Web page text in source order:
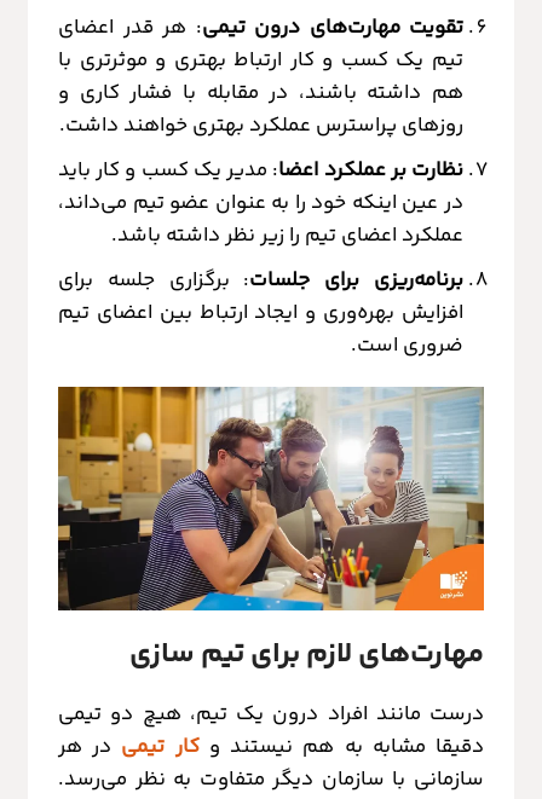
تقویت مهارت‌های درون تیمی: هر قدر اعضای
تیم یک کسب و کار ارتباط بهتری و موثرتری با
هم داشته باشند، در مقابله با فشار کاری و
روزهای پراسترس عملکرد بهتری خواهند داشت.
نظارت بر عملکرد اعضا: مدیر یک کسب و کار باید
در عین اینکه خود را به عنوان عضو تیم می‌داند،
عملکرد اعضای تیم را زیر نظر داشته باشد.
برنامه‌ریزی برای جلسات: برگزاری جلسه برای
افزایش بهره‌وری و ایجاد ارتباط بین اعضای تیم
ضروری است.
مهارت‌های لازم برای تیم سازی
درست مانند افراد درون یک تیم، هیچ دو تیمی
دقیقا مشابه به هم نیستند وکار تیمی در هر
سازمانی با سازمان دیگر متفاوت به نظر می‌رسد.